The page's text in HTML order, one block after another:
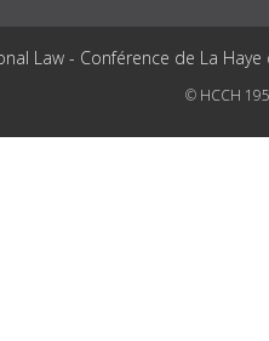
Law - Conférence de La
© HCCH